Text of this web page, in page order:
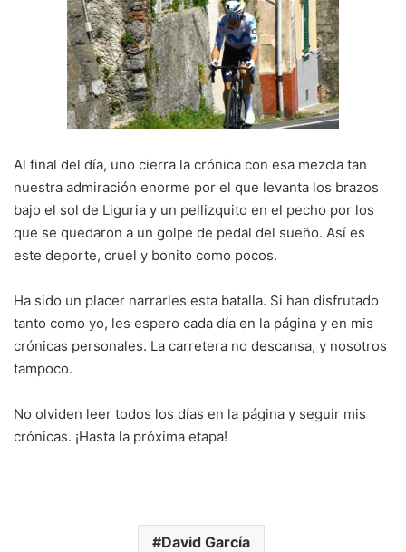
Al final del día, uno cierra la crónica con esa mezcla tan
nuestra admiración enorme por el que levanta los brazos
bajo el sol de Liguria y un pellizquito en el pecho por los
que se quedaron a un golpe de pedal del sueño. Así es
este deporte, cruel y bonito como pocos.
Ha sido un placer narrarles esta batalla. Si han disfrutado
tanto como yo, les espero cada día en la página y en mis
crónicas personales. La carretera no descansa, y nosotros
tampoco.
No olviden leer todos los días en la página y seguir mis
crónicas. ¡Hasta la próxima etapa!
David García